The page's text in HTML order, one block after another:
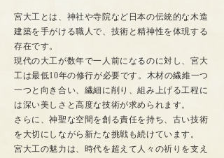
宮大工とは、神社や寺院など日本の伝統的な木造
建築を手がける職人で、技術と精神性を体現する
存在です。
現代の大工が数年で一人前になるのに対し、宮大
工は最低10年の修行が必要です。木材の繊維一つ
一つと向き合い、繊細に削り、組み上げる工程に
は深い美しさと高度な技術が求められます。
さらに、神聖な空間を創る責任を持ち、古い技術
を大切にしながら新たな挑戦も続けています。
宮大工の魅力は、時代を超えて人々の祈りを支え